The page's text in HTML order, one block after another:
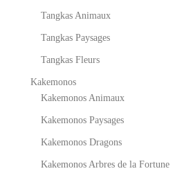
Tangkas Animaux
Tangkas Paysages
Tangkas Fleurs
Kakemonos
Kakemonos Animaux
Kakemonos Paysages
Kakemonos Dragons
Kakemonos Arbres de la Fortune